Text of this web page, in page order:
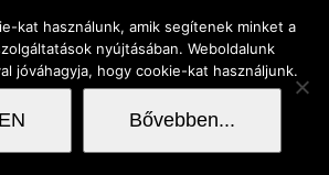
kat használunk, amik segítenek minket a
nyújtásában. Weboldalunk
jóváhagyja, hogy cookie-kat használjunk.
Bővebben...